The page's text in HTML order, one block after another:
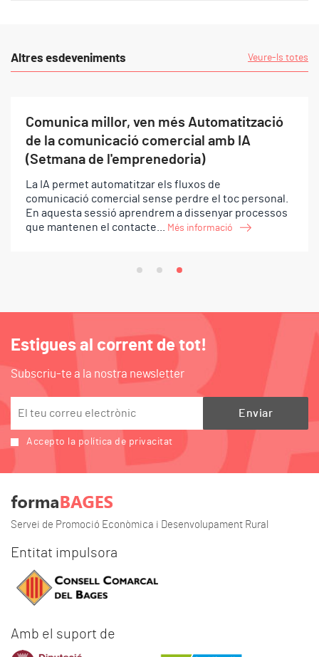
Altres esdeveniments Veure-ls totes
Comunica millor, ven més Automatització
de la comunicació comercial amb IA
(Setmana de l'emprenedoria)
La IA permet automatitzar els fluxos de
comunicació comercial sense perdre el toc personal.
En aquesta sessió aprendrem a dissenyar processos
que mantenen el contacte...
Més informació
Estigues al corrent de tot!
Subscriu-te a la nostra newsletter
Accepto la política de privacitat
Servei de Promoció Econòmica i Desenvolupament Rural
Entitat impulsora
Amb el suport de